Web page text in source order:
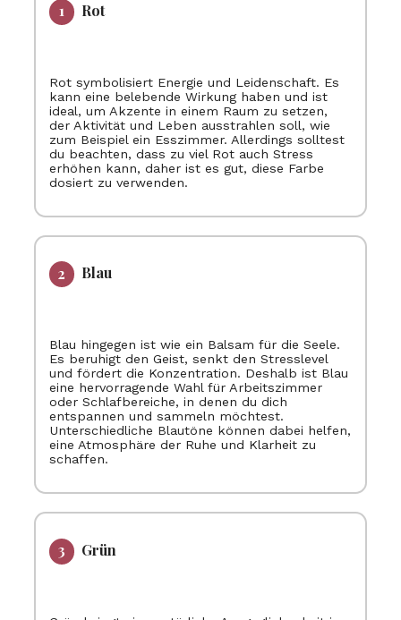
Rot
Rot symbolisiert Energie und Leidenschaft. Es
kann eine belebende Wirkung haben und ist
ideal, um Akzente in einem Raum zu setzen,
der Aktivität und Leben ausstrahlen soll, wie
zum Beispiel ein Esszimmer. Allerdings solltest
du beachten, dass zu viel Rot auch Stress
erhöhen kann, daher ist es gut, diese Farbe
dosiert zu verwenden.
Blau
Blau hingegen ist wie ein Balsam für die Seele.
Es beruhigt den Geist, senkt den Stresslevel
und fördert die Konzentration. Deshalb ist Blau
eine hervorragende Wahl für Arbeitszimmer
oder Schlafbereiche, in denen du dich
entspannen und sammeln möchtest.
Unterschiedliche Blautöne können dabei helfen,
eine Atmosphäre der Ruhe und Klarheit zu
schaffen.
Grün